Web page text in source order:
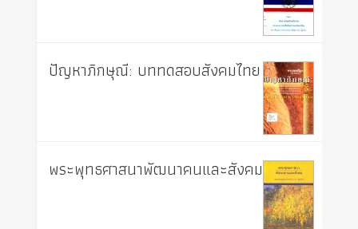
ปัญหาภิกษุณี: บททดสอบสังคมไทย
พระพุทธศาสนาพัฒนาคนและสังคม